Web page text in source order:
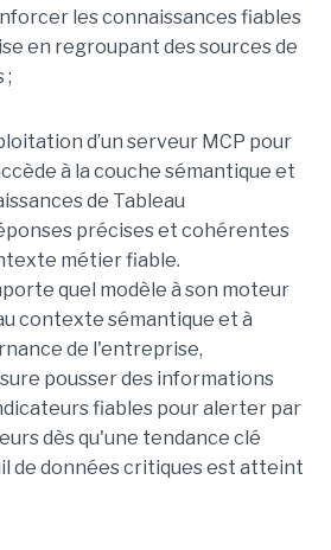
les connaissances fiables
en regroupant des sources de
;
d’un serveur MCP pour
à la couche sémantique et
de Tableau
précises et cohérentes
métier fiable.
quel modèle à son moteur
contexte sémantique et à
de l'entreprise,
pousser des informations
fiables pour alerter par
dès qu'une tendance clé
de données critiques est atteint